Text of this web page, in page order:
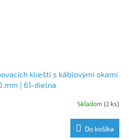
klieští s káblovými okami
mm | 61-dielna
Skladom (2 ks)
Do košíka